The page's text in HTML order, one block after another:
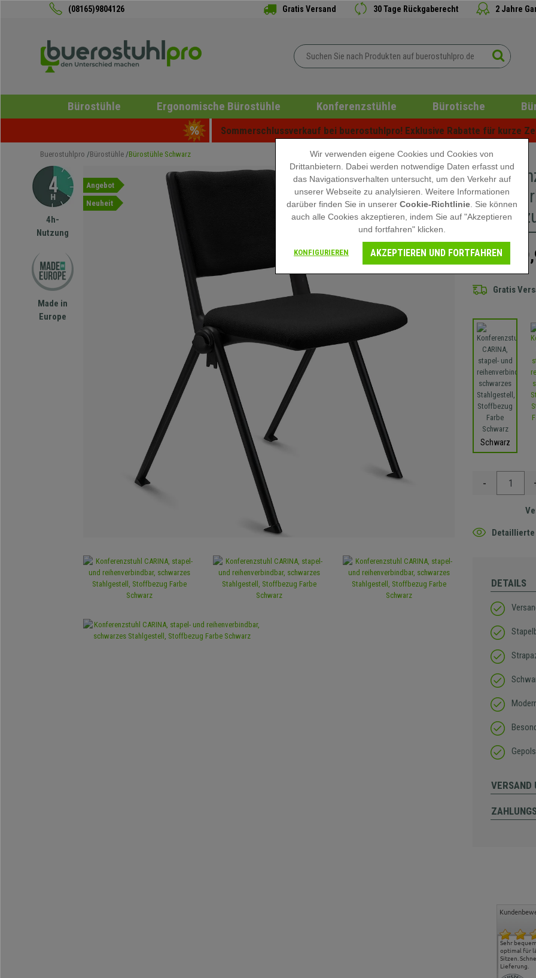
(08165)9804126 Gratis Versand 30 Tage Rückgaberecht 2 Jahre
Bürostühle Ergonomische Bürostühle Konferenzstühle Bürotische
Sommerschlussverkauf bei buerostuhlpro! Exklusive Rabatte für kurze
Buerostuhlpro Bürostühle Bürostühle Schwarz
4h-
Nutzung
Made in
Europe
Angebot
Neuheit
149,90 €
Gratis
Schwarz
-
Detaillierte
DETAILS
VERSAND
Sehr
optimal für
Sitzen.
Lieferung.
Wir verwenden eigene Cookies und Cookies von
Drittanbietern. Dabei werden notwendige Daten erfasst und
das Navigationsverhalten untersucht, um den Verkehr auf
unserer Webseite zu analylsieren. Weitere Informationen
darüber finden Sie in unserer Cookie-Richtlinie. Sie können
auch alle Cookies akzeptieren, indem Sie auf "Akzeptieren
und fortfahren" klicken.
KONFIGURIEREN AKZEPTIEREN UND FORTFAHREN